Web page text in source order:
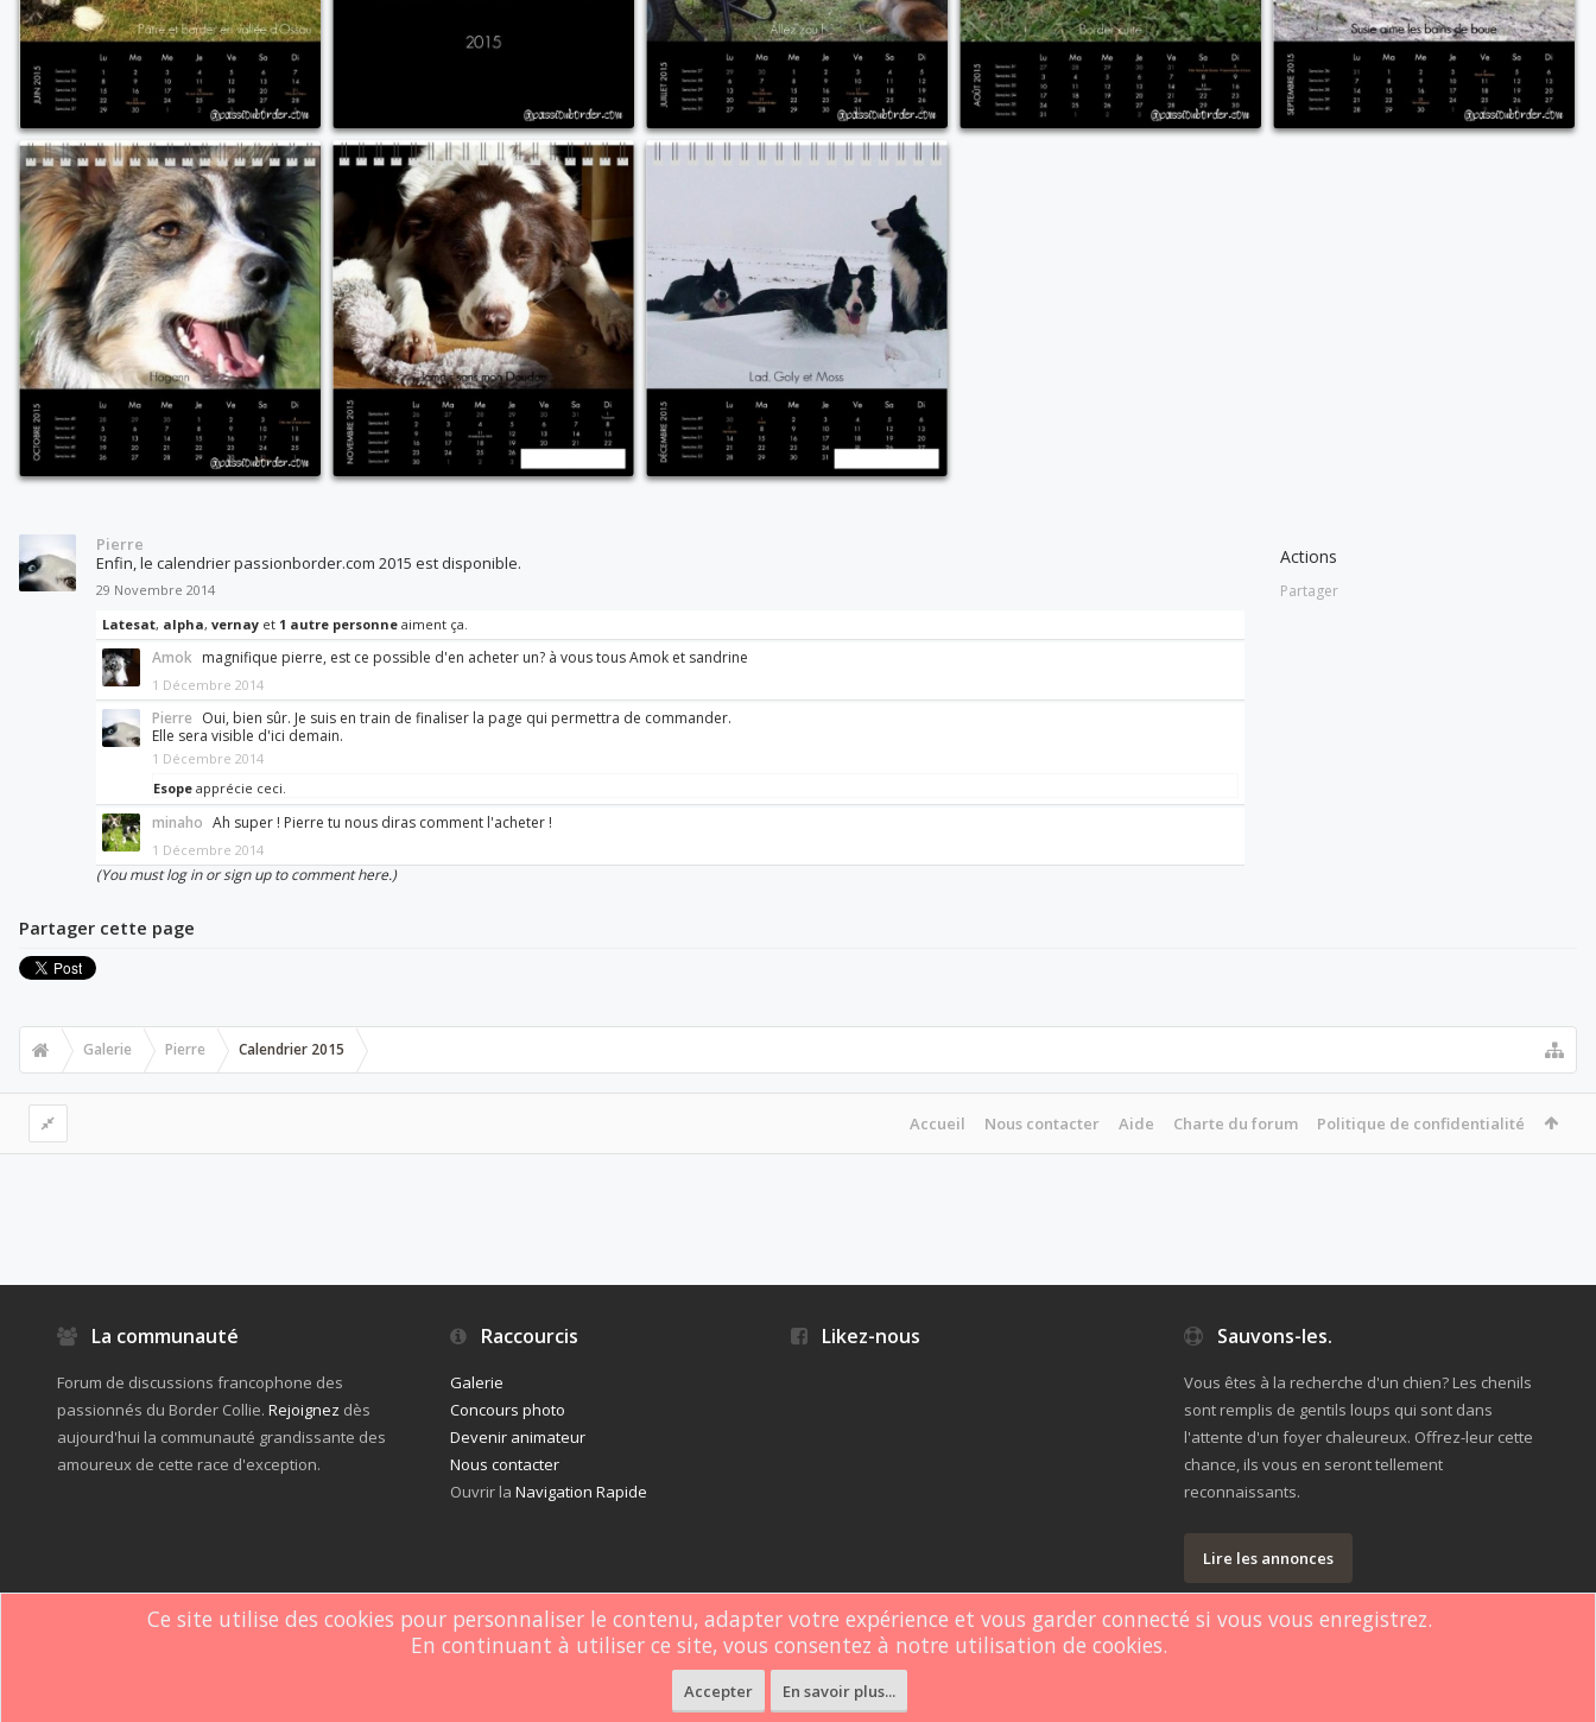
Pierre
Enfin, le calendrier passionborder.com 2015 est disponible.
29 Novembre 2014
Latesat, alpha, vernay et 1 autre personne aiment ça.
Amok magnifique pierre, est ce possible d'en acheter un? à vous tous Amok et sandrine
1 Décembre 2014
Pierre Oui, bien sûr. Je suis en train de finaliser la page qui permettra de commander.
Elle sera visible d'ici demain.
1 Décembre 2014
Esope apprécie ceci.
minaho Ah super ! Pierre tu nous diras comment l'acheter !
1 Décembre 2014
(You must log in or sign up to comment here.)
Actions
Partager
Partager cette page
Galerie Pierre Calendrier 2015
Accueil Nous contacter Aide Charte du forum Politique de confidentialité
La communauté
Forum de discussions francophone des
passionnés du Border Collie. Rejoignez dès
aujourd'hui la communauté grandissante des
amoureux de cette race d'exception.
Raccourcis
Galerie
Concours photo
Devenir animateur
Nous contacter
Ouvrir laNavigation Rapide
Likez-nous Sauvons-les.
Vous êtes à la recherche d'un chien? Les chenils
sont remplis de gentils loups qui sont dans
l'attente d'un foyer chaleureux. Offrez-leur cette
chance, ils vous en seront tellement
reconnaissants.
Lire les annonces
Webdomain.com.
Ce site utilise des cookies pour personnaliser le contenu, adapter votre expérience et vous garder connecté si vous vous enregistrez.
En continuant à utiliser ce site, vous consentez à notre utilisation de cookies.
Accepter En savoir plus...